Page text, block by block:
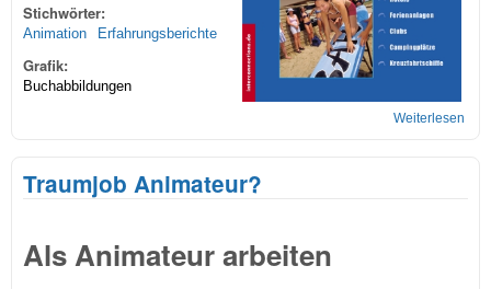
Stichwörter:
Animation Erfahrungsberichte
Grafik:
Buchabbildungen
Weiterlesen
Traumjob Animateur?
Als Animateur arbeiten